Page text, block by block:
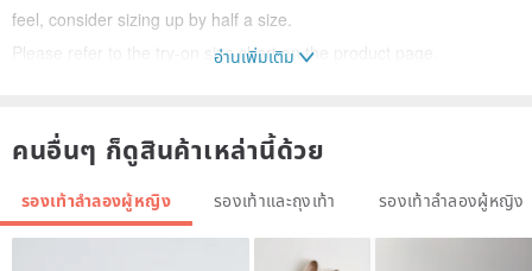
feel, consider sizing up by half a size.
Please refer to the try-on size chart on the product page.
-----------------------------------------------------------------------
Travels - Available in Six Colors 🔺
อ่านเพิ่มเติม
คนอื่นๆ ก็ดูสินค้าเหล่านี้ด้วย
รองเท้าลำลองผู้หญิง รองเท้าและถุงเท้า รองเท้าลำลองผู้หญิง